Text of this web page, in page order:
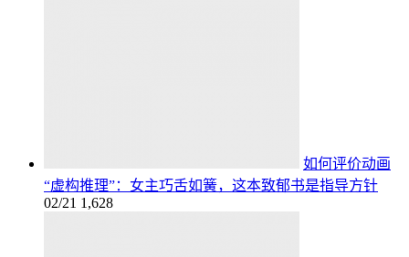
如何评价动画
“虚构推理”：女主巧舌如簧，这本致郁书是指导方针
02/21 1,628